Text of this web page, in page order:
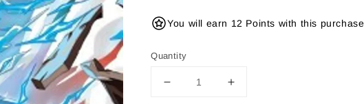
You will earn 12 Points with this purchase
Quantity